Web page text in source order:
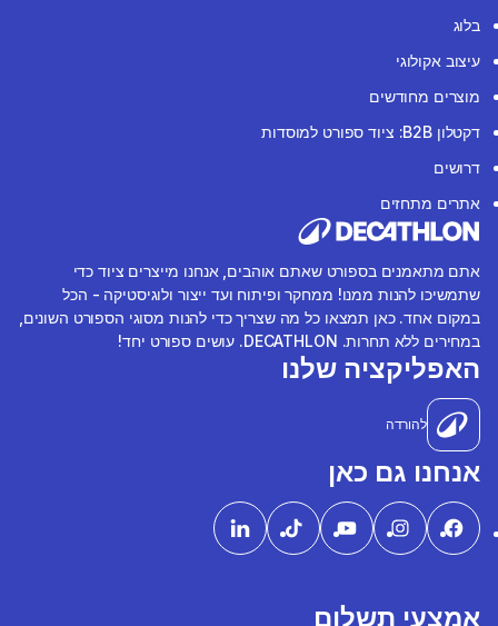
בלוג
עיצוב אקולוגי
מוצרים מחודשים
דקטלון B2B: ציוד ספורט למוסדות
דרושים
אתרים מתחזים
אתם מתאמנים בספורט שאתם אוהבים, אנחנו מייצרים ציוד כדי
שתמשיכו להנות ממנו! ממחקר ופיתוח ועד ייצור ולוגיסטיקה - הכל
במקום אחד. כאן תמצאו כל מה שצריך כדי להנות מסוגי הספורט השונים,
במחירים ללא תחרות. DECATHLON. עושים ספורט יחד!
האפליקציה שלנו
להורדה
אנחנו גם כאן
אמצעי תשלום